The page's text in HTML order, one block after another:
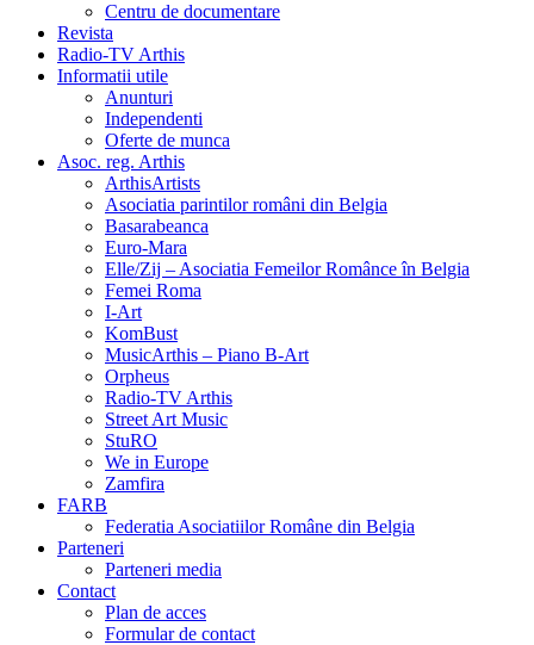
Centru de documentare
Revista
Radio-TV Arthis
Informatii utile
Anunturi
Independenti
Oferte de munca
Asoc. reg. Arthis
ArthisArtists
Asociatia parintilor români din Belgia
Basarabeanca
Euro-Mara
Elle/Zij – Asociatia Femeilor Românce în Belgia
Femei Roma
I-Art
KomBust
MusicArthis – Piano B-Art
Orpheus
Radio-TV Arthis
Street Art Music
StuRO
We in Europe
Zamfira
FARB
Federatia Asociatiilor Române din Belgia
Parteneri
Parteneri media
Contact
Plan de acces
Formular de contact